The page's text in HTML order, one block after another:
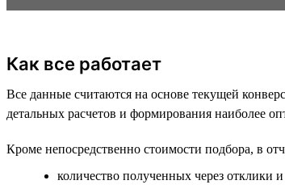
Как все работает
Все данные считаются на основе текущей
детальных расчетов и формирования наиболее
Кроме непосредственно стоимости подбора, в
количество полученных через отклики